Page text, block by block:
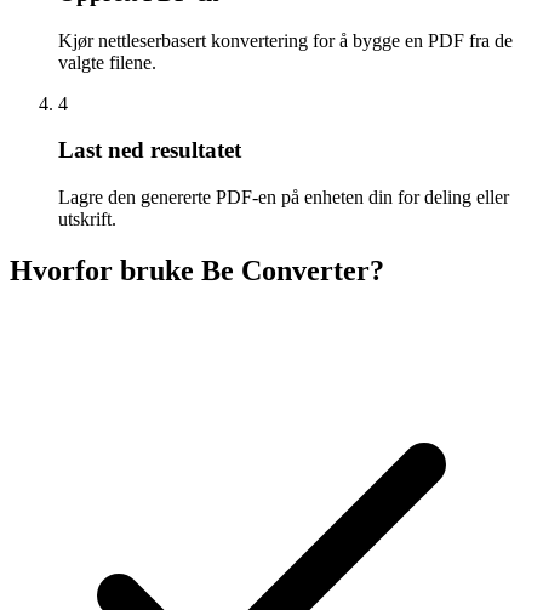
Kjør nettleserbasert konvertering for å bygge en PDF fra de
valgte filene.
4
Last ned resultatet
Lagre den genererte PDF-en på enheten din for deling eller
utskrift.
Hvorfor bruke Be Converter?